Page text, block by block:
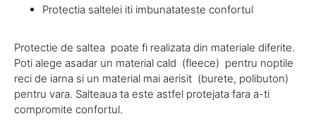
Protectia saltelei iti imbunatateste confortul
Protectie de saltea poate fi realizata din materiale diferite.
Poti alege asadar un material cald (fleece) pentru noptile
reci de iarna si un material mai aerisit (burete, polibuton)
pentru vara. Salteaua ta este astfel protejata fara a-ti
compromite confortul.